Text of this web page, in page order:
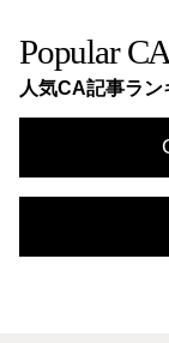
Popular
人気CA記事ラン